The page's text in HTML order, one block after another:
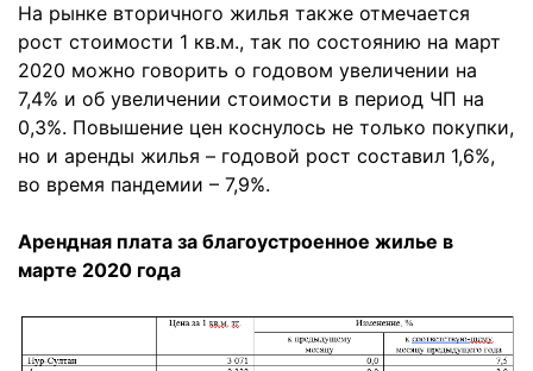
На рынке вторичного жилья также отмечается
рост стоимости 1 кв.м., так по состоянию на март
2020 можно говорить о годовом увеличении на
7,4% и об увеличении стоимости в период ЧП на
0,3%. Повышение цен коснулось не только покупки,
но и аренды жилья – годовой рост составил 1,6%,
во время пандемии – 7,9%.
Арендная плата за благоустроенное жилье в
марте 2020 года